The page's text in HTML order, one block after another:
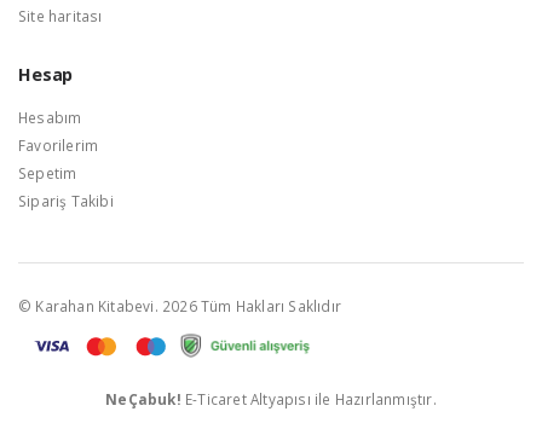
Site haritası
Hesap
Hesabım
Favorilerim
Sepetim
Sipariş Takibi
© Karahan Kitabevi. 2026 Tüm Hakları Saklıdır
NeÇabuk! E-Ticaret Altyapısı ile Hazırlanmıştır.